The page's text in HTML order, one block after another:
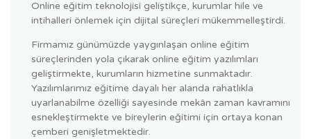
Online eğitim teknolojisi geliştikçe, kurumlar hile ve
intihalleri önlemek için dijital süreçleri mükemmelleştirdi.
Firmamız günümüzde yaygınlaşan online eğitim
süreçlerinden yola çıkarak online eğitim yazılımları
geliştirmekte, kurumların hizmetine sunmaktadır.
Yazılımlarımız eğitime dayalı her alanda rahatlıkla
uyarlanabilme özelliği sayesinde mekân zaman kavramını
esnekleştirmekte ve bireylerin eğitimi için ortaya konan
çemberi genişletmektedir.